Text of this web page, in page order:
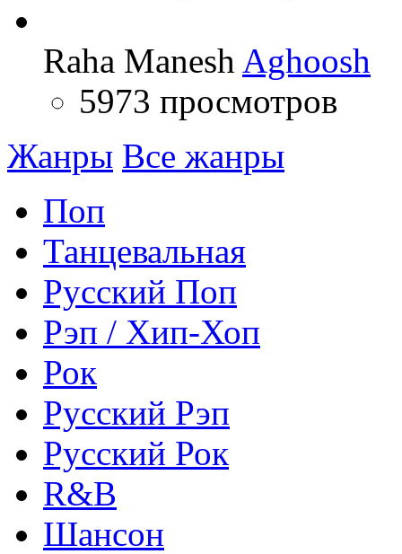
Raha Manesh Aghoosh
5973 просмотров
Жанры Все жанры
Поп
Танцевальная
Русский Поп
Рэп / Хип-Хоп
Рок
Русский Рэп
Русский Рок
R&B
Шансон